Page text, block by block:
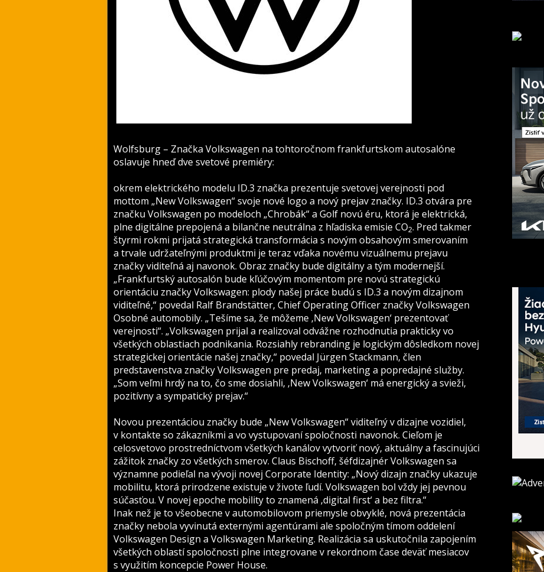
Wolfsburg – Značka Volkswagen na tohtoročnom frankfurtskom autosalóne
oslavuje hneď dve svetové premiéry:
okrem elektrického modelu ID.3 značka prezentuje svetovej verejnosti pod
mottom „New Volkswagen“ svoje nové logo a nový prejav značky. ID.3 otvára pre
značku Volkswagen po modeloch „Chrobák“ a Golf novú éru, ktorá je elektrická,
plne digitálne prepojená a bilančne neutrálna z hľadiska emisie CO2. Pred takmer
štyrmi rokmi prijatá strategická transformácia s novým obsahovým smerovaním
a trvale udržateľnými produktmi je teraz vďaka novému vizuálnemu prejavu
značky viditeľná aj navonok. Obraz značky bude digitálny a tým modernejší.
„Frankfurtský autosalón bude kľúčovým momentom pre novú strategickú
orientáciu značky Volkswagen: plody našej práce budú s ID.3 a novým dizajnom
viditeľné,“ povedal Ralf Brandstätter, Chief Operating Officer značky Volkswagen
Osobné automobily. „Tešíme sa, že môžeme ‚New Volkswagen‘ prezentovať
verejnosti“. „Volkswagen prijal a realizoval odvážne rozhodnutia prakticky vo
všetkých oblastiach podnikania. Rozsiahly rebranding je logickým dôsledkom novej
strategickej orientácie našej značky,“ povedal Jürgen Stackmann, člen
predstavenstva značky Volkswagen pre predaj, marketing a popredajné služby.
„Som veľmi hrdý na to, čo sme dosiahli, ‚New Volkswagen‘ má energický a svieži,
pozitívny a sympatický prejav.“
Novou prezentáciou značky bude „New Volkswagen“ viditeľný v dizajne vozidiel,
v kontakte so zákazníkmi a vo vystupovaní spoločnosti navonok. Cieľom je
celosvetovo prostredníctvom všetkých kanálov vytvoriť nový, aktuálny a fascinujúci
zážitok značky zo všetkých smerov. Claus Bischoff, šéfdizajnér Volkswagen sa
významne podieľal na vývoji novej Corporate Identity: „Nový dizajn značky ukazuje
mobilitu, ktorá prirodzene existuje v živote ľudí. Volkswagen bol vždy jej pevnou
súčasťou. V novej epoche mobility to znamená ‚digital first‘ a bez filtra.“
Inak než je to všeobecne v automobilovom priemysle obvyklé, nová prezentácia
značky nebola vyvinutá externými agentúrami ale spoločným tímom oddelení
Volkswagen Design a Volkswagen Marketing. Realizácia sa uskutočnila zapojením
všetkých oblastí spoločnosti plne integrovane v rekordnom čase deväť mesiacov
s využitím koncepcie Power House.